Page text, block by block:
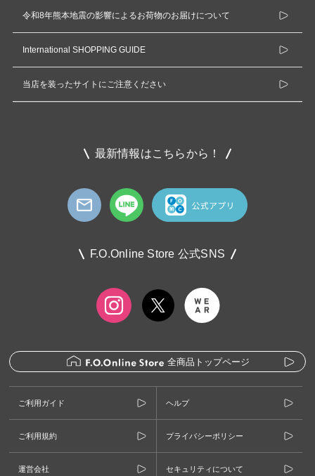
令和8年熊本地震の影響によるお荷物のお届けについて
International SHOPPING GUIDE
当店を装ったサイトにご注意ください
最新情報はこちらから！
F.O.Online Store 公式SNS
全商品トップページ
ご利用ガイド ヘルプ
ご利用規約 プライバシーポリシー
運営会社 セキュリティについて